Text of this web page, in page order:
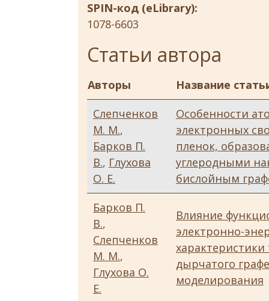
SPIN-код (eLibrary):
1078-6603
Статьи автора
Авторы
Название
Слепченков
М. М.,
Барков П.
В., Глухова
О. Е.
Особенности
электронных
пленок,
углеродными
бислойным
Барков П.
В.,
Слепченков
М. М.,
Глухова О.
Е.
Влияние
электронно-
дырчатого
моделирования